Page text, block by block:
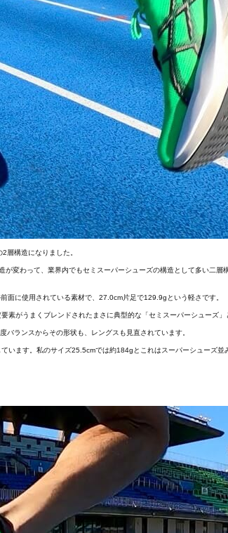
層構造になりました。
変わって、業界内でもセミスーパーシューズの構造として多い二層
面に使用されている素材で、27.0cm片足で129.9gという軽さです。
がうまくブレンドされたまさに典型的な「セミスーパーシューズ」
ランスからその形状も、レングスも見直されています。
ます。私のサイズ25.5cmでは約184gとこれはスーパーシューズ並